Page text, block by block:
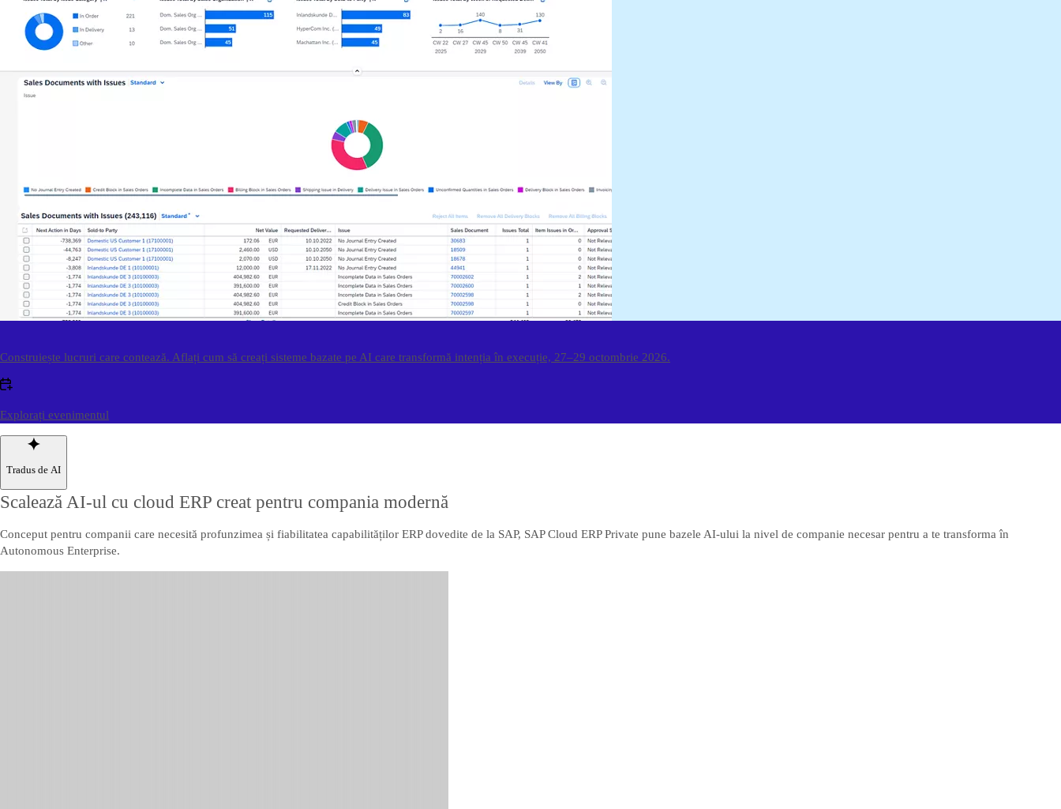
Contactați-ne Contactați SAP
Construiește lucruri care contează. Aflați cum să creați sisteme bazate pe AI care transformă intenția în execuție, 27–29 octombrie 2026.
Explorați evenimentul
Tradus de AI
Scalează AI-ul cu cloud ERP creat pentru compania modernă
Conceput pentru companii care necesită profunzimea și fiabilitatea capabilităților ERP dovedite de la SAP, SAP Cloud ERP Private pune bazele AI-ului la nivel de companie necesar pentru a te transforma în
Autonomous Enterprise.